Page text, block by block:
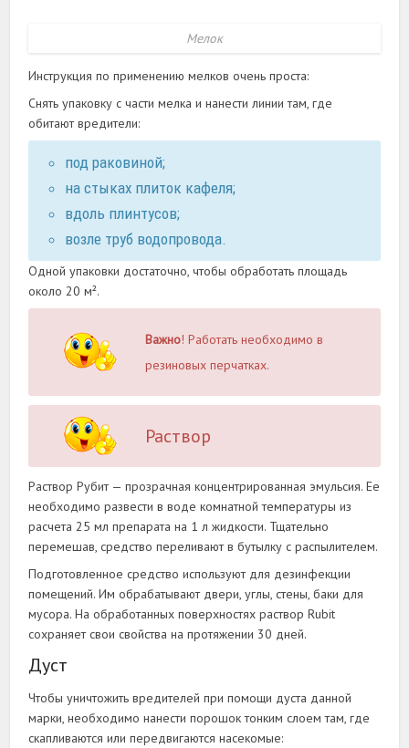
Мелок
Инструкция по применению мелков очень проста:
Снять упаковку с части мелка и нанести линии там, где
обитают вредители:
под раковиной;
на стыках плиток кафеля;
вдоль плинтусов;
возле труб водопровода.
Одной упаковки достаточно, чтобы обработать площадь
около 20 м².
Важно! Работать необходимо в
резиновых перчатках.
Раствор
Раствор Рубит — прозрачная концентрированная эмульсия. Ее
необходимо развести в воде комнатной температуры из
расчета 25 мл препарата на 1 л жидкости. Тщательно
перемешав, средство переливают в бутылку с распылителем.
Подготовленное средство используют для дезинфекции
помещений. Им обрабатывают двери, углы, стены, баки для
мусора. На обработанных поверхностях раствор Rubit
сохраняет свои свойства на протяжении 30 дней.
Дуст
Чтобы уничтожить вредителей при помощи дуста данной
марки, необходимо нанести порошок тонким слоем там, где
скапливаются или передвигаются насекомые: